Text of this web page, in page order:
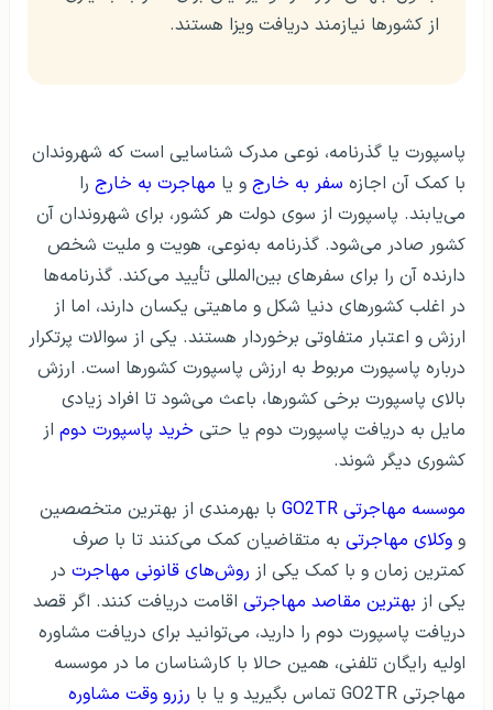
از کشورها نیازمند دریافت ویزا هستند.
پاسپورت یا گذرنامه، نوعی مدرک شناسایی است که شهروندان
با کمک آن اجازه سفر به خارج و یا مهاجرت به خارج را
می‌یابند. پاسپورت از سوی دولت هر کشور، برای شهروندان آن
کشور صادر می‌شود. گذرنامه به‌نوعی، هویت و ملیت شخص
دارنده آن را برای سفرهای بین‌المللی تأیید می‌کند. گذرنامه‌ها
در اغلب کشورهای دنیا شکل و ماهیتی یکسان دارند، اما از
ارزش و اعتبار متفاوتی برخوردار هستند. یکی از سوالات پرتکرار
درباره پاسپورت مربوط به ارزش پاسپورت کشورها است. ارزش
بالای پاسپورت برخی کشورها، باعث می‌شود تا افراد زیادی
مایل به دریافت پاسپورت دوم یا حتی خرید پاسپورت دوم از
کشوری دیگر شوند.
موسسه مهاجرتی GO2TR
با بهرمندی از بهترین متخصصین
و وکلای مهاجرتی به متقاضیان کمک می‌کنند تا با صرف
کمترین زمان و با کمک یکی از روش‌های قانونی مهاجرت در
یکی از بهترین مقاصد مهاجرتی اقامت دریافت کنند. اگر قصد
دریافت پاسپورت دوم را دارید، می‌توانید برای دریافت مشاوره
اولیه رایگان تلفنی، همین حالا با کارشناسان ما در موسسه
مهاجرتی GO2TR تماس بگیرید و یا با
رزرو وقت مشاوره